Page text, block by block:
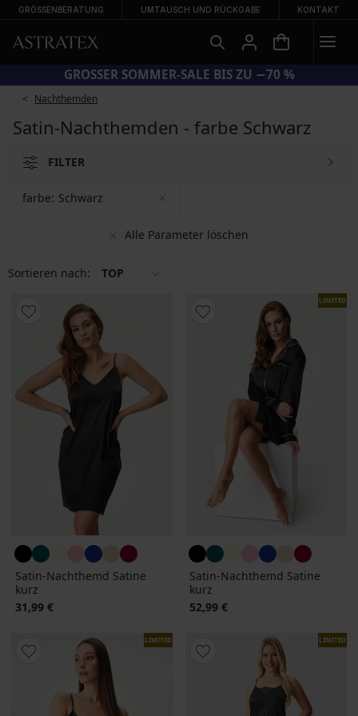
GRÖSSENBERATUNG UMTAUSCH UND RÜCKGABE KONTAKT
= EXTRA −20 % AUF REDUZIERTE BADEMODE
Nachthemden
Satin-Nachthemden - farbe Schwarz
FILTER
Alle Parameter löschen
farbe: Schwarz
Sortieren nach: TOP
Satin-Nachthemd Satine
kurz
31,99 €
LIMITED
Satin-Nachthemd Satine
kurz
52,99 €
LIMITED LIMITED